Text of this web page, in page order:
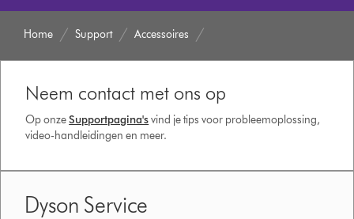
Home Support Accessoires
Neem contact met ons op
Op onzeSupportpagina'svind je tips voor probleemoplossing,
video-handleidingen en meer.
Dyson Service